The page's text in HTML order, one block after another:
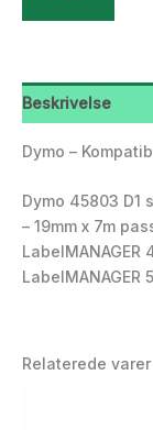
Beskrivelse
Dymo –
Dymo 45803 D1
– 19mm x 7m
LabelMANAGER
LabelMANAGER
Relaterede varer